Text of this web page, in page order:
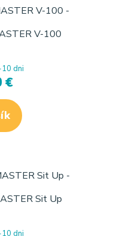
V-100
dni
€
Sit Up
dni